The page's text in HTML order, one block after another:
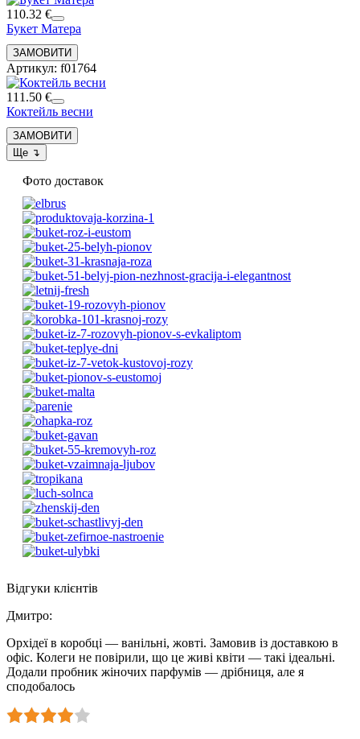
110.32 €
Букет Матера
Артикул: f01764
111.50 €
Коктейль весни
Фото доставок
Відгуки клієнтів
Дмитро:
Орхідеї в коробці — ванільні, жовті. Замовив із доставкою в
офіс. Колеги не повірили, що це живі квіти — такі ідеальні.
Додали пробник жіночих парфумів — дрібниця, але я
сподобалось